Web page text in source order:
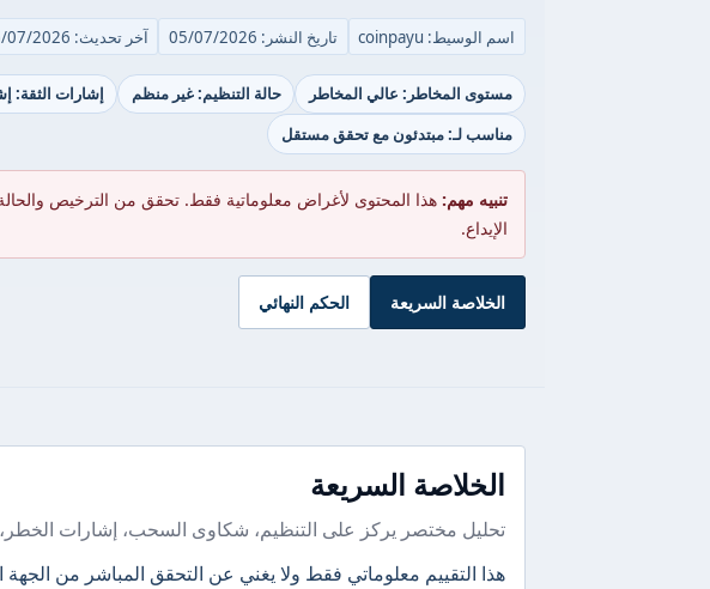
اسم الوسيط: coinpayu تاريخ النشر: 05/07/2026 آخر تحديث: 05/07/2026
مستوى المخاطر: عالي المخاطر حالة التنظيم: غير منظم
إشارات الثقة:
مناسب لـ: مبتدئون مع تحقق مستقل
تنبيه مهم: هذا المحتوى لأغراض معلوماتية فقط. تحقق من الترخيص
الإيداع.
الخلاصة السريعة الحكم النهائي
الخلاصة السريعة
تحليل مختصر يركز على التنظيم، شكاوى السحب، إشارات
هذا التقييم معلوماتي فقط ولا يغني عن التحقق المباشر من الجهة